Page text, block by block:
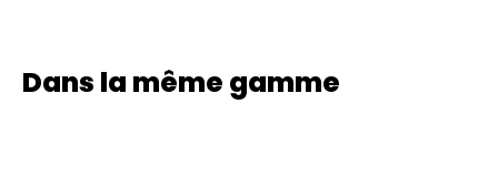
Dans la même gamme